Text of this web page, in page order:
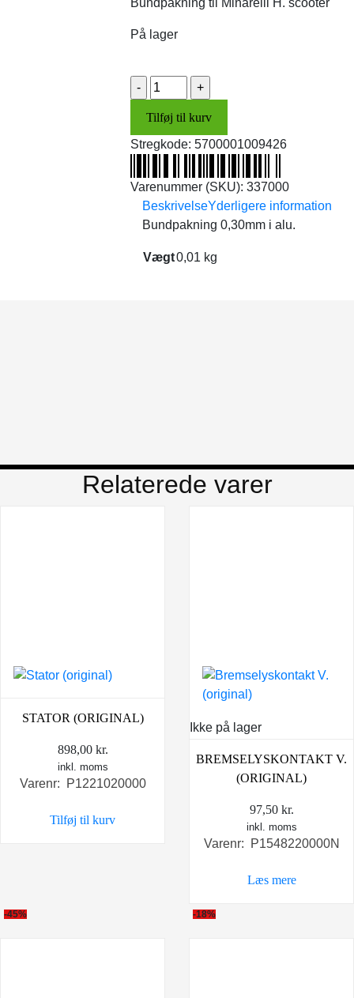
25,00 kr..
På lager
Bundpakning
0,30mm
i
alu.
Tilføj til kurv
Stregkode: 5700001009426
Varenummer (SKU): 337000
BeskrivelseYderligere information
Bundpakning 0,30mm i alu.
Vægt0,01 kg
Relaterede varer
STATOR (ORIGINAL)
898,00 kr.
inkl. moms
Varenr: P1221020000
Tilføj til kurv
Ikke på lager
BREMSELYSKONTAKT V.
(ORIGINAL)
97,50 kr.
inkl. moms
Varenr: P1548220000N
Læs mere
-45% -18%